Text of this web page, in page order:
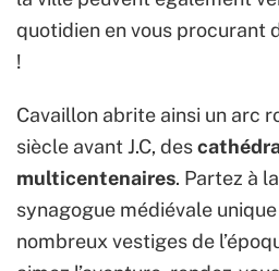
quotidien en vous procurant
!
Cavaillon abrite ainsi un arc
siècle avant J.C, des
multicentenaires. Partez à
synagogue médiévale
nombreux vestiges de